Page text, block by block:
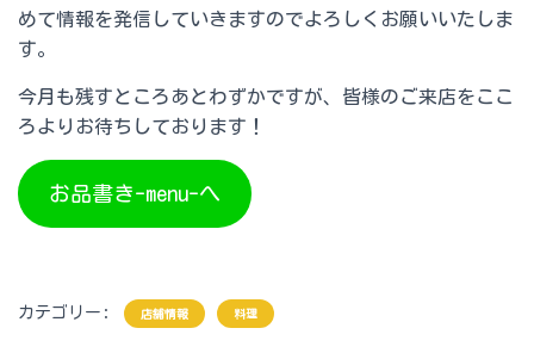
めて情報を発信していきますのでよろしくお願いいたしま
す。
今月も残すところあとわずかですが、皆様のご来店をここ
ろよりお待ちしております！
お品書き-menu-へ
カテゴリー: 店舗情報 料理